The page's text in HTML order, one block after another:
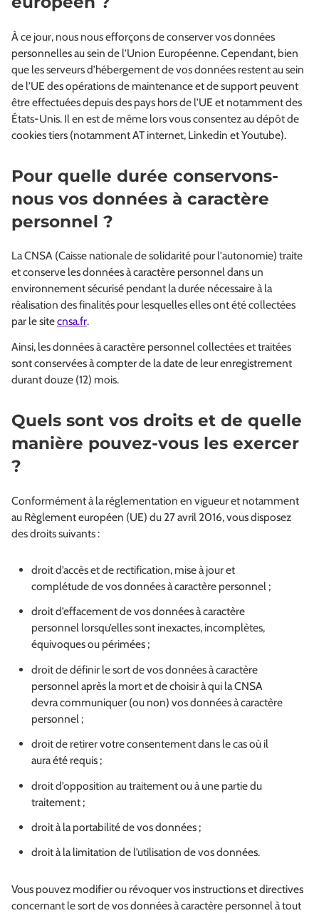
À ce jour, nous nous efforçons de conserver vos données
personnelles au sein de l’Union Européenne. Cependant, bien
que les serveurs d’hébergement de vos données restent au sein
de l’UE des opérations de maintenance et de support peuvent
être effectuées depuis des pays hors de l’UE et notamment des
États-Unis. Il en est de même lors vous consentez au dépôt de
cookies tiers (notamment AT internet, Linkedin et Youtube).
Pour quelle durée conservons-
nous vos données à caractère
personnel ?
La CNSA (Caisse nationale de solidarité pour l'autonomie) traite
et conserve les données à caractère personnel dans un
environnement sécurisé pendant la durée nécessaire à la
réalisation des finalités pour lesquelles elles ont été collectées
par le sitecnsa.fr.
Ainsi, les données à caractère personnel collectées et traitées
sont conservées à compter de la date de leur enregistrement
durant douze (12) mois.
Quels sont vos droits et de quelle
manière pouvez-vous les exercer
?
Conformément à la réglementation en vigueur et notamment
au Règlement européen (UE) du 27 avril 2016, vous disposez
des droits suivants :
droit d’accès et de rectification, mise à jour et
complétude de vos données à caractère personnel ;
droit d’effacement de vos données à caractère
personnel lorsqu’elles sont inexactes, incomplètes,
équivoques ou périmées ;
droit de définir le sort de vos données à caractère
personnel après la mort et de choisir à qui la CNSA
devra communiquer (ou non) vos données à caractère
personnel ;
droit de retirer votre consentement dans le cas où il
aura été requis ;
droit d’opposition au traitement ou à une partie du
traitement ;
droit à la portabilité de vos données ;
droit à la limitation de l’utilisation de vos données.
Vous pouvez modifier ou révoquer vos instructions et directives
concernant le sort de vos données à caractère personnel à tout